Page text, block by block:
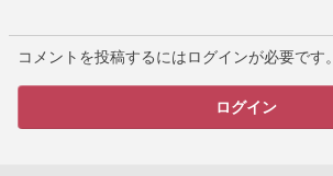
コメントを投稿するにはログインが必要です。
ログイン